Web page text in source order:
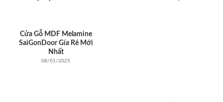
Cửa Gỗ MDF Melamine
SaiGonDoor Gía Rẻ Mới
Nhất
08/01/2025